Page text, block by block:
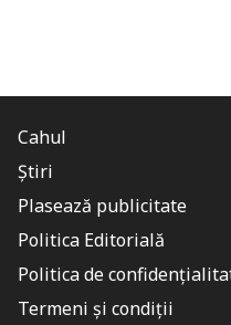
Cahul
Știri
Plasează publicitate
Politica Editorială
Politica de
Termeni și condiții